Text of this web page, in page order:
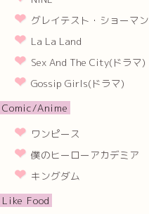
グレイテスト・ショーマン
La La Land
Sex And The City(ドラマ)
Gossip Girls(ドラマ)
Comic/Anime
ワンピース
僕のヒーローアカデミア
キングダム
Like Food